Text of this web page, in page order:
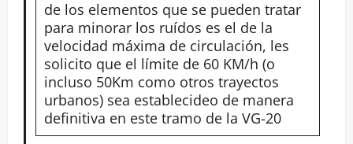
de los elementos que se pueden tratar
para minorar los ruídos es el de la
velocidad máxima de circulación, les
solicito que el límite de 60 KM/h (o
incluso 50Km como otros trayectos
urbanos) sea establecideo de manera
definitiva en este tramo de la VG-20